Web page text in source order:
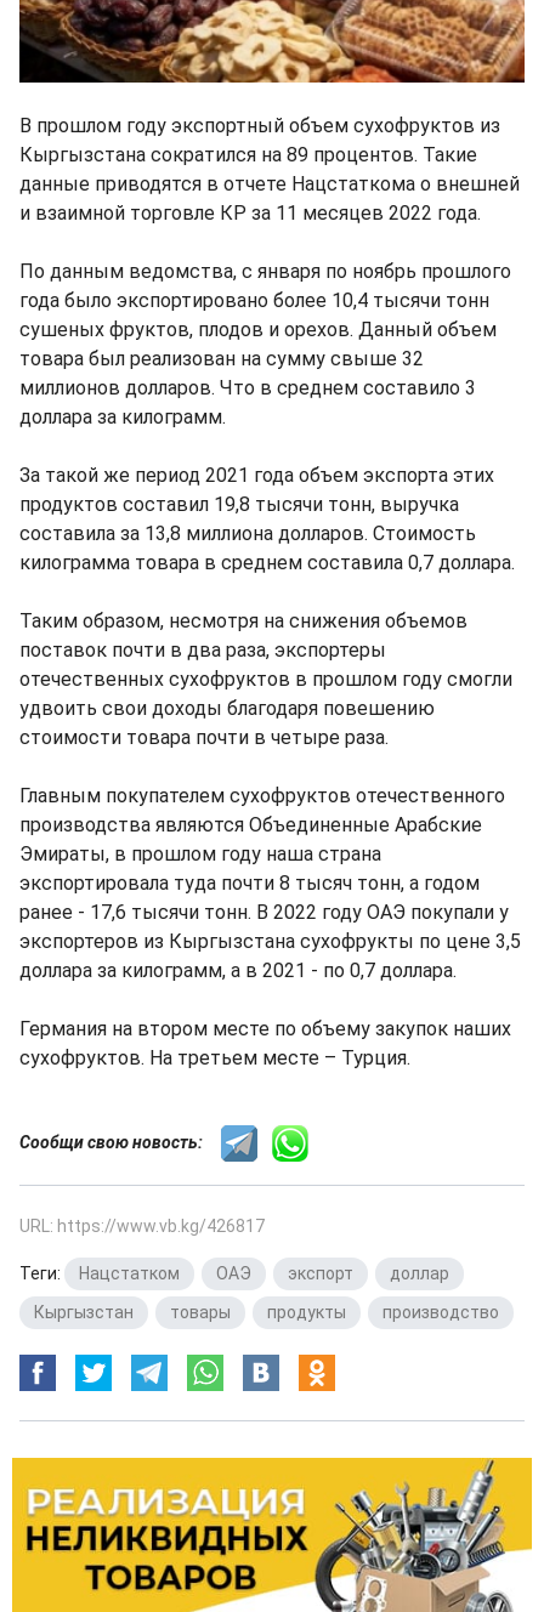
В прошлом году экспортный объем сухофруктов из
Кыргызстана сократился на 89 процентов. Такие
данные приводятся в отчете Нацстаткома о внешней
и взаимной торговле КР за 11 месяцев 2022 года.
По данным ведомства, с января по ноябрь прошлого
года было экспортировано более 10,4 тысячи тонн
сушеных фруктов, плодов и орехов. Данный объем
товара был реализован на сумму свыше 32
миллионов долларов. Что в среднем составило 3
доллара за килограмм.
За такой же период 2021 года объем экспорта этих
продуктов составил 19,8 тысячи тонн, выручка
составила за 13,8 миллиона долларов. Стоимость
килограмма товара в среднем составила 0,7 доллара.
Таким образом, несмотря на снижения объемов
поставок почти в два раза, экспортеры
отечественных сухофруктов в прошлом году смогли
удвоить свои доходы благодаря повешению
стоимости товара почти в четыре раза.
Главным покупателем сухофруктов отечественного
производства являются Объединенные Арабские
Эмираты, в прошлом году наша страна
экспортировала туда почти 8 тысяч тонн, а годом
ранее - 17,6 тысячи тонн. В 2022 году ОАЭ покупали у
экспортеров из Кыргызстана сухофрукты по цене 3,5
доллара за килограмм, а в 2021 - по 0,7 доллара.
Германия на втором месте по объему закупок наших
сухофруктов. На третьем месте – Турция.
Сообщи свою новость:
URL: https://www.vb.kg/426817
Теги: Нацстатком ОАЭ экспорт доллар
Кыргызстан
товары продукты производство